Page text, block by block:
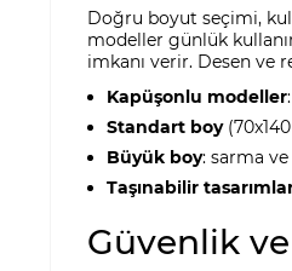
Doğru boyut seçimi,
modeller günlük
imkanı verir. Desen ve
Kapüşonlu modeller
Standart boy
Büyük boy: sarma
Taşınabilir
Güvenlik